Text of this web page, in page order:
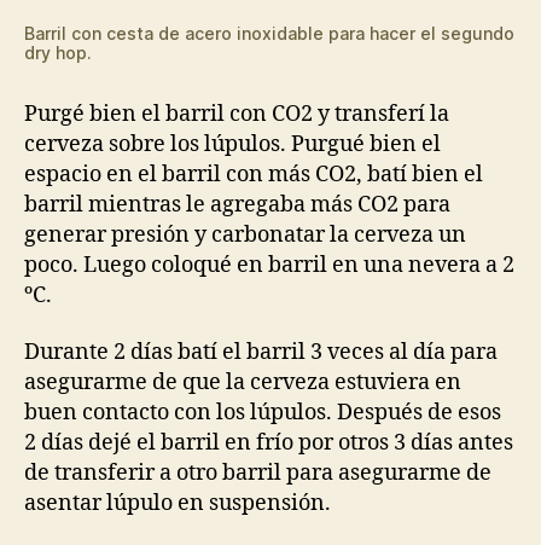
Barril con cesta de acero inoxidable para hacer el segundo
dry hop.
Purgé bien el barril con CO2 y transferí la
cerveza sobre los lúpulos. Purgué bien el
espacio en el barril con más CO2, batí bien el
barril mientras le agregaba más CO2 para
generar presión y carbonatar la cerveza un
poco. Luego coloqué en barril en una nevera a 2
ºC.
Durante 2 días batí el barril 3 veces al día para
asegurarme de que la cerveza estuviera en
buen contacto con los lúpulos. Después de esos
2 días dejé el barril en frío por otros 3 días antes
de transferir a otro barril para asegurarme de
asentar lúpulo en suspensión.